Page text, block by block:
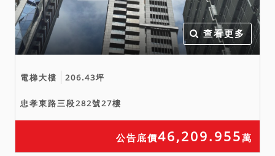
查看更多
電梯大樓 206.43坪
忠孝東路三段282號27樓
公告底價46,209.955萬